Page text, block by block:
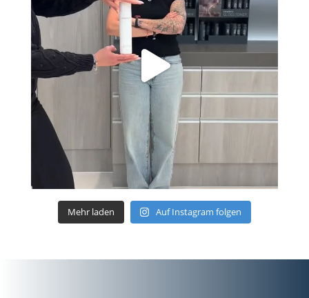
Mehr laden Auf Instagram folgen